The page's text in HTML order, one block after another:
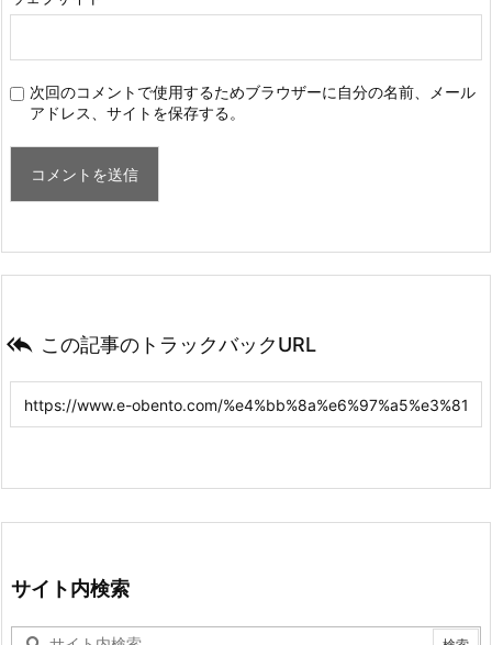
次回のコメントで使用するためブラウザーに自分の名前、メール
アドレス、サイトを保存する。
 この記事のトラックバックURL
サイト内検索